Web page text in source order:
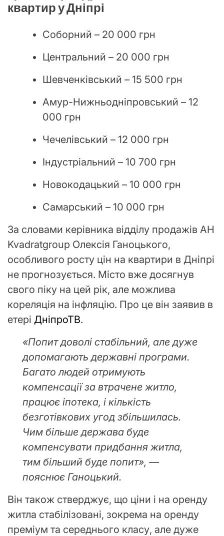
квартир у Дніпрі
Соборний – 20 000 грн
Центральний – 20 000 грн
Шевченківський – 15 500 грн
Амур-Нижньодніпровський – 12
000 грн
Чечелівський – 12 000 грн
Індустріальний – 10 700 грн
Новокодацький – 10 000 грн
Самарський – 10 000 грн
За словами керівника відділу продажів AH
Kvadratgroup Олексія Ганоцького,
особливого росту цін на квартири в Дніпрі
не прогнозується. Місто вже досягнув
свого піку на цей рік, але можлива
кореляція на інфляцію. Про це він заявив в
етері ДніпроТВ.
«Попит доволі стабільний, але дуже
допомагають державні програми.
Багато людей отримують
компенсації за втрачене житло,
працює іпотека, і кількість
безготівкових угод збільшилась.
Чим більше держава буде
компенсувати придбання житла,
тим більший буде попит», —
пояснює Ганоцький.
Він також стверджує, що ціни і на оренду
житла стабілізовані, зокрема на оренду
преміум та середнього класу, але дуже